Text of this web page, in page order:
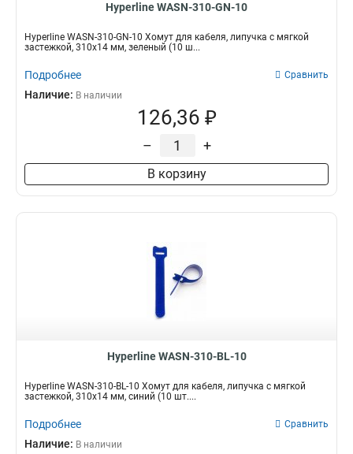
Hyperline WASN-310-GN-10
Hyperline WASN-310-GN-10 Хомут для кабеля, липучка с мягкой
застежкой, 310x14 мм, зеленый (10 ш...
Подробнее Сравнить
Наличие: В наличии
126,36 ₽
– +
В корзину
Hyperline WASN-310-BL-10
Hyperline WASN-310-BL-10 Хомут для кабеля, липучка с мягкой
застежкой, 310x14 мм, синий (10 шт....
Подробнее Сравнить
Наличие: В наличии